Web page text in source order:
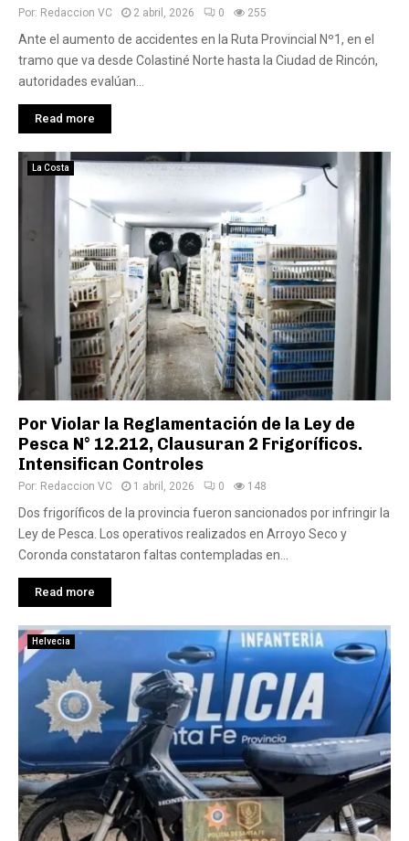
Por: Redaccion VC 2 abril, 2026 0 255
Ante el aumento de accidentes en la Ruta Provincial Nº1, en el
tramo que va desde Colastiné Norte hasta la Ciudad de Rincón,
autoridades evalúan...
Read more
La Costa
Por Violar la Reglamentación de la Ley de
Pesca N° 12.212, Clausuran 2 Frigoríficos.
Intensifican Controles
Por: Redaccion VC 1 abril, 2026 0 148
Dos frigoríficos de la provincia fueron sancionados por infringir la
Ley de Pesca. Los operativos realizados en Arroyo Seco y
Coronda constataron faltas contempladas en...
Read more
Helvecia